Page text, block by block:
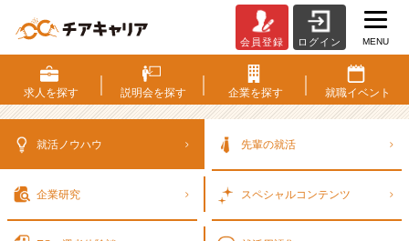
チ
ュ
エ
例
会員登録 ログイン MENU
求人を探す 説明会を探す 企業を探す 就職イベント
就活ノウハウ 先輩の就活
企業研究 スペシャルコンテンツ